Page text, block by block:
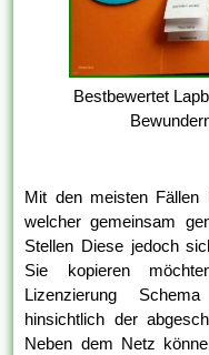
Bestbewertet
Mit den meisten Fällen
welcher gemeinsam
Stellen Diese jedoch
Sie kopieren
Lizenzierung
hinsichtlich der
Neben dem Netz